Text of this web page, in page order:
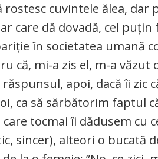
cuvintele ălea,
care dă dovadă, cel
în societatea umană
că, mi-a zis el, m-a văzut
răspunsul, apoi, dacă îi zic
ca să sărbătorim faptul
tocmai îi dădusem cu
sincer), alteori o bucată